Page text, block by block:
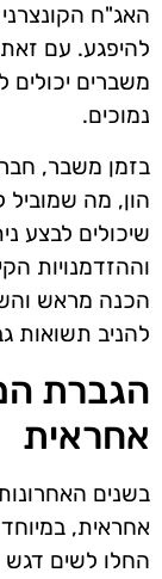
האג"ח
להיפגע. עם
משברים
נמוכים.
בזמן משבר,
הון, מה
שיכולים לבצע
וההזדמנויות
הכנה מראש
להניב תשואות
הגברת
אחראית
בשנים
אחראית,
החלו לשים דגש